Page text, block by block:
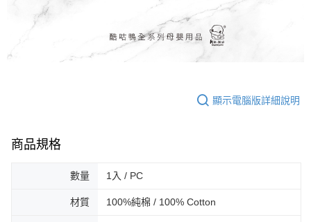
顯示電腦版詳細說明
商品規格
數量 1入 / PC
材質 100%純棉 / 100% Cotton